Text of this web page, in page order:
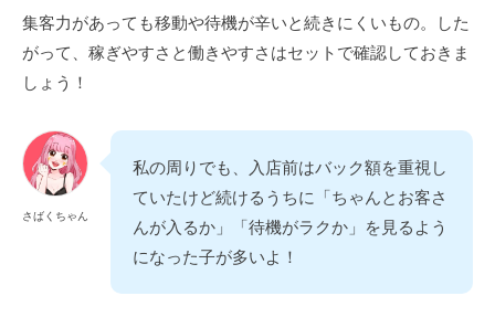
集客力があっても移動や待機が辛いと続きにくいもの。した
がって、稼ぎやすさと働きやすさはセットで確認しておきま
しょう！
さばくちゃん
私の周りでも、入店前はバック額を重視し
ていたけど続けるうちに「ちゃんとお客さ
んが入るか」「待機がラクか」を見るよう
になった子が多いよ！